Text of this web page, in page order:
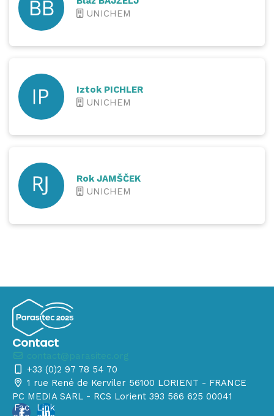
UNICHEM
Iztok PICHLER
UNICHEM
Rok JAMŠČEK
UNICHEM
Contact
+33 (0)2 97 78 54 70
1 rue René de Kerviler 56100 LORIENT - FRANCE
PC MEDIA SARL - RCS Lorient 393 566 625 00041
Fac
Link